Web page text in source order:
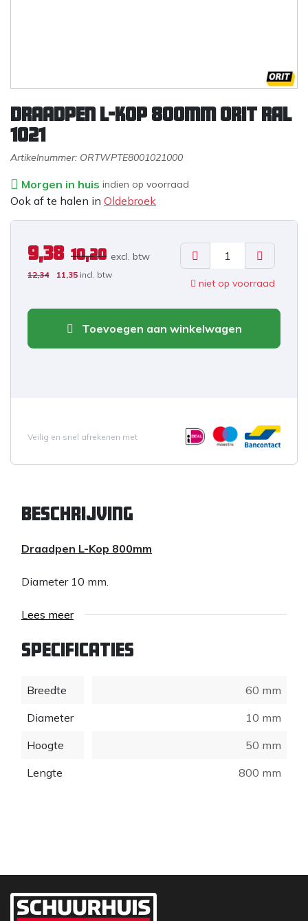
Draadpen L-kop 800mm ORIT RAL
1021
Artikelnummer: ORTWPTE8001021000
Morgen in huis indien op voorraad
Ook af te halen in Oldebroek
9,38 10,20 excl. btw
12,34 11,35 incl. btw
niet op voorraad
Toevoegen aan winkelwagen
Veilig en snel afrekenen met
Beschrijving
Draadpen L-Kop 800mm
Diameter 10 mm.
Lees meer
Specificaties
Breedte
60 mm
Diameter
10 mm
Hoogte
50 mm
Lengte
800 mm